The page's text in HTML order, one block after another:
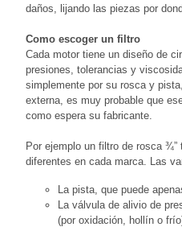
daños, lijando las piezas por
Como escoger un filtro
Cada motor tiene un diseño de
presiones, tolerancias y
simplemente por su rosca y
externa, es muy probable que
como espera su fabricante.
Por ejemplo un filtro de rosca
diferentes en cada marca. Las
La pista, que puede
La válvula de alivio de
(por oxidación, hollín o